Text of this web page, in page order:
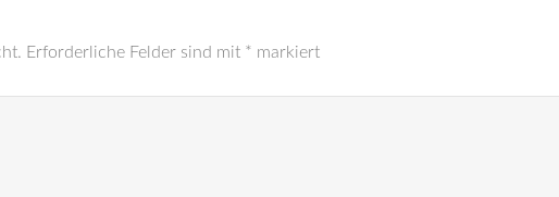
Erforderliche Felder sind mit * markiert